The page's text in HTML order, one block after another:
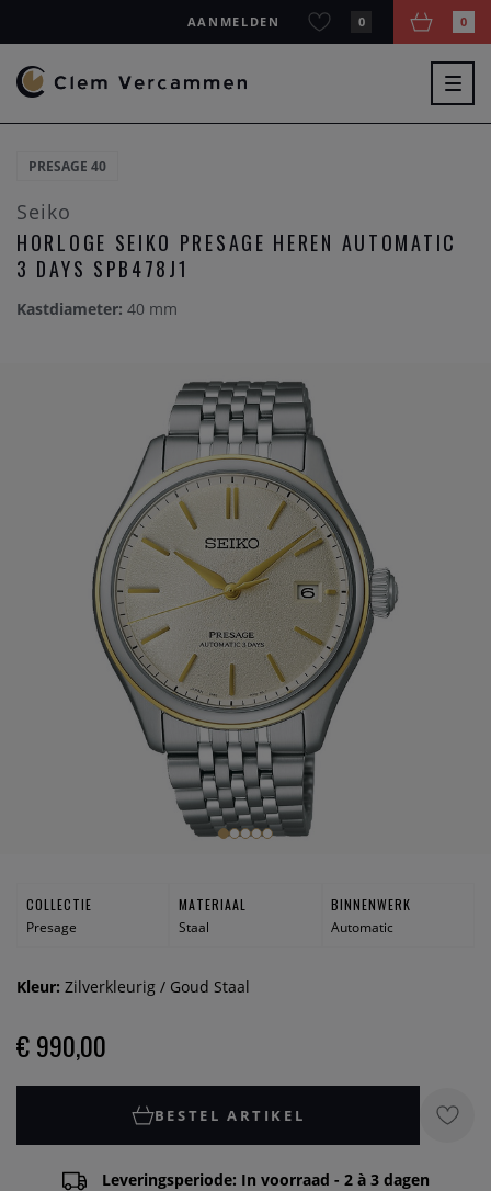
AANMELDEN 0 0
PRESAGE 40
Seiko
HORLOGE SEIKO PRESAGE HEREN AUTOMATIC
3 DAYS SPB478J1
Kastdiameter: 40 mm
COLLECTIE
Presage
MATERIAAL
Staal
BINNENWERK
Automatic
Kleur: Zilverkleurig / Goud Staal
€ 990,00
BESTEL ARTIKEL
Leveringsperiode: In voorraad - 2 à 3 dagen